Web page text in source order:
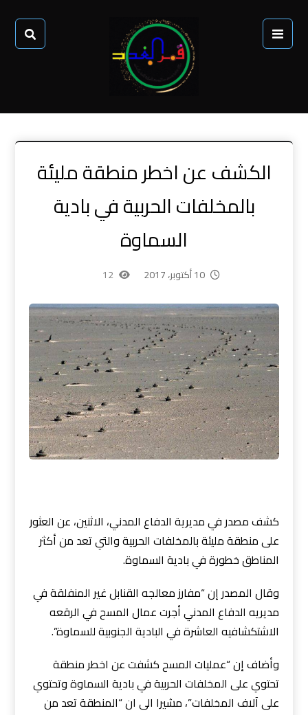
الكشف عن اخطر منطقة مليئة
بالمخلفات الحربية في بادية
السماوة
10 أكتوبر، 2017 12
كشف مصدر في مديرية الدفاع المدني، الاثنين، عن العثور
على منطقة مليئة بالمخلفات الحربية والتي تعد من أكثر
المناطق خطورة في بادية السماوة.
وقال المصدر إن “مفارز معالجه القنابل غير المنفلقة في
مديريه الدفاع المدني أجرت عمال المسح في الرقعه
الاشتكشافيه العاشرة في البادية الجنوبية للسماوة”.
وأضاف إن “عمليات المسح كشفت عن اخطر منطقة
تحتوي على المخلفات الحربية في بادية السماوة وتحتوي
على آلاف المخلفات”، مشيرا الى ان “المنطقة تعد من